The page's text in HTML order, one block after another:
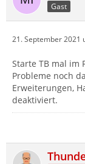
Gast
21. September 2021
Starte TB mal im
Probleme noch
Erweiterungen,
deaktiviert.